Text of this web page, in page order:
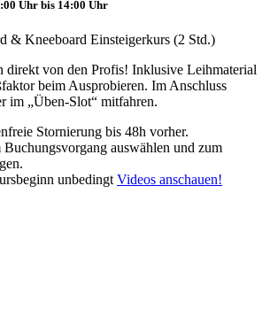
Uhr bis 14:00 Uhr
& Kneeboard Einsteigerkurs (2 Std.)
direkt von den Profis! Inklusive Leihmaterial
beim Ausprobieren. Im Anschluss
im „Üben-Slot“ mitfahren.
Stornierung bis 48h vorher.
Buchungsvorgang auswählen und zum
unbedingt Videos anschauen!